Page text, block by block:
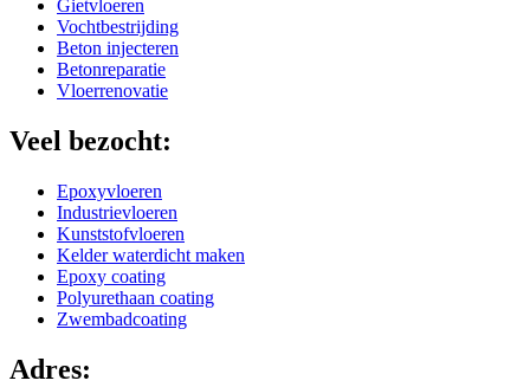
Gietvloeren
Vochtbestrijding
Beton injecteren
Betonreparatie
Vloerrenovatie
Veel bezocht:
Epoxyvloeren
Industrievloeren
Kunststofvloeren
Kelder waterdicht maken
Epoxy coating
Polyurethaan coating
Zwembadcoating
Adres: